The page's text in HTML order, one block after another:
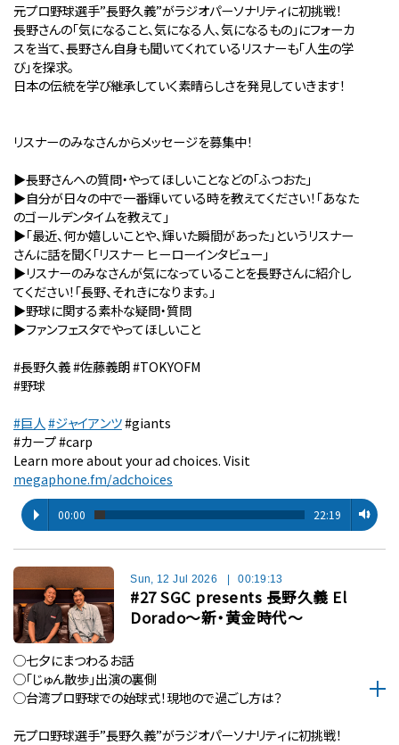
元プロ野球選手”長野久義”がラジオパーソナリティに初挑戦！
長野さんの「気になること、気になる人、気になるもの」にフォーカ
スを当て、長野さん自身も聞いてくれているリスナーも「人生の学
び」を探求。
日本の伝統を学び継承していく素晴らしさを発見していきます！
リスナーのみなさんからメッセージを募集中！
▶︎長野さんへの質問・やってほしいことなどの「ふつおた」
▶︎自分が⽇々の中で⼀番輝いている時を教えてください！「あなた
のゴールデンタイムを教えて」
▶︎「最近、何か嬉しいことや、輝いた瞬間があった」というリスナー
さんに話を聞く「リスナー ヒーローインタビュー」
▶︎リスナーのみなさんが気になっていることを長野さんに紹介し
てください！「長野、それきになります。」
▶︎野球に関する素朴な疑問・質問
▶︎ファンフェスタでやってほしいこと
#長野久義 #佐藤義朗 #TOKYOFM
#野球
#巨人#ジャイアンツ#giants
#カープ #carp
Learn more about your ad choices. Visit
megaphone.fm/adchoices
00:00 22:19
Sun, 12 Jul 2026 | 00:19:13
#27 SGC presents 長野久義 El
Dorado〜新・黄金時代〜
◯七夕にまつわるお話
◯「じゅん散歩」出演の裏側
◯台湾プロ野球での始球式！現地ので過ごし方は？
元プロ野球選手”長野久義”がラジオパーソナリティに初挑戦！